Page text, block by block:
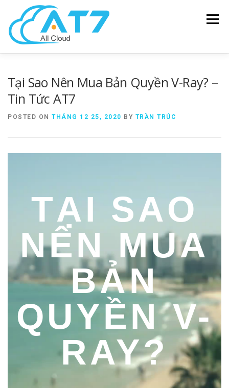
Menu
Tại Sao Nên Mua Bản Quyền V-Ray?​ –
Tin Tức AT7
POSTED ON THÁNG 12 25, 2020 BY TRẦN TRÚC
TẠI SAO
NÊN MUA
BẢN
QUYỀN V-
RAY?